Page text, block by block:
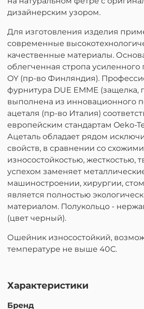
дизайнерским узором.
Для изготовления изделия
современные
качественные материалы.
облегченная стропа усиленного
OY (пр-во Финляндия).
фурнитура DUE EMME (защелка,
выполнена из инновационного
ацеталя (пр-во Италия)
европейским стандартам Oeko-
Ацеталь обладает рядом
свойств, в сравнении со
износостойкостью, жесткостью,
успехом заменяет
машиностроении, хирургии,
является полностью
материалом. Полукольцо -
(цвет черный).
Ошейник износостойкий,
температуре не выше 40С.
Характеристики
Бренд